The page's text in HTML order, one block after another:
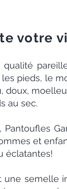
votre
qualité
pieds, le
au sec.
Pantoufles
et
éclatantes!
semelle